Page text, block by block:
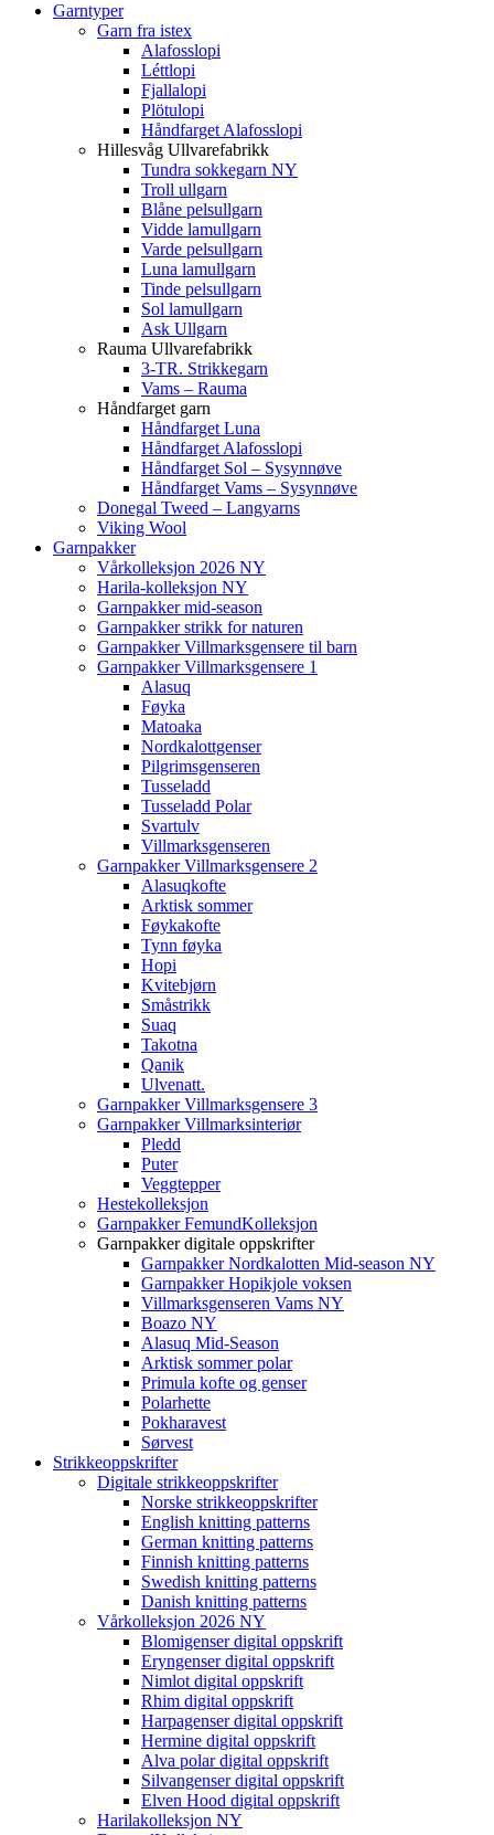
Garntyper
Garn fra istex
Alafosslopi
Léttlopi
Fjallalopi
Plötulopi
Håndfarget Alafosslopi
Hillesvåg Ullvarefabrikk
Tundra sokkegarn NY
Troll ullgarn
Blåne pelsullgarn
Vidde lamullgarn
Varde pelsullgarn
Luna lamullgarn
Tinde pelsullgarn
Sol lamullgarn
Ask Ullgarn
Rauma Ullvarefabrikk
3-TR. Strikkegarn
Vams – Rauma
Håndfarget garn
Håndfarget Luna
Håndfarget Alafosslopi
Håndfarget Sol – Sysynnøve
Håndfarget Vams – Sysynnøve
Donegal Tweed – Langyarns
Viking Wool
Garnpakker
Vårkolleksjon 2026 NY
Harila-kolleksjon NY
Garnpakker mid-season
Garnpakker strikk for naturen
Garnpakker Villmarksgensere til barn
Garnpakker Villmarksgensere 1
Alasuq
Føyka
Matoaka
Nordkalottgenser
Pilgrimsgenseren
Tusseladd
Tusseladd Polar
Svartulv
Villmarksgenseren
Garnpakker Villmarksgensere 2
Alasuqkofte
Arktisk sommer
Føykakofte
Tynn føyka
Hopi
Kvitebjørn
Småstrikk
Suaq
Takotna
Qanik
Ulvenatt.
Garnpakker Villmarksgensere 3
Garnpakker Villmarksinteriør
Pledd
Puter
Veggtepper
Hestekolleksjon
Garnpakker FemundKolleksjon
Garnpakker digitale oppskrifter
Garnpakker Nordkalotten Mid-season NY
Garnpakker Hopikjole voksen
Villmarksgenseren Vams NY
Boazo NY
Alasuq Mid-Season
Arktisk sommer polar
Primula kofte og genser
Polarhette
Pokharavest
Sørvest
Strikkeoppskrifter
Digitale strikkeoppskrifter
Norske strikkeoppskrifter
English knitting patterns
German knitting patterns
Finnish knitting patterns
Swedish knitting patterns
Danish knitting patterns
Vårkolleksjon 2026 NY
Blomigenser digital oppskrift
Eryngenser digital oppskrift
Nimlot digital oppskrift
Rhim digital oppskrift
Harpagenser digital oppskrift
Hermine digital oppskrift
Alva polar digital oppskrift
Silvangenser digital oppskrift
Elven Hood digital oppskrift
Harilakolleksjon NY